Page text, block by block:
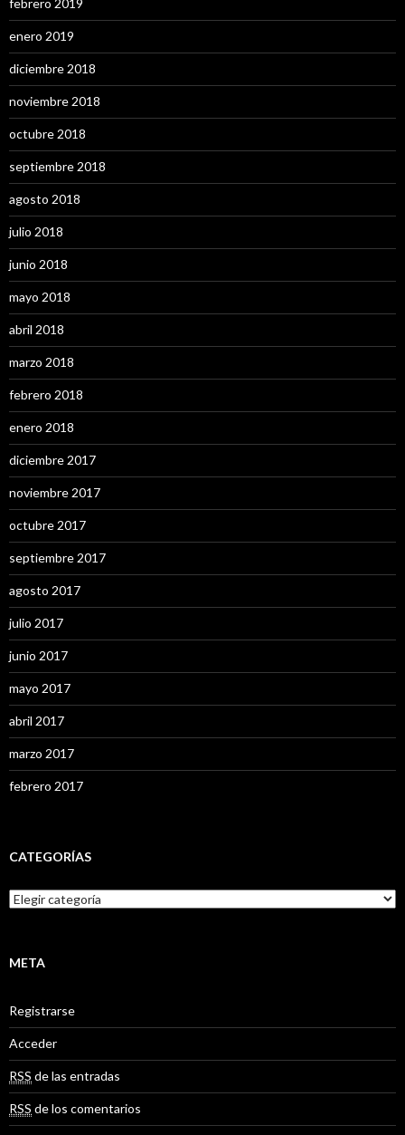
febrero 2019
enero 2019
diciembre 2018
noviembre 2018
octubre 2018
septiembre 2018
agosto 2018
julio 2018
junio 2018
mayo 2018
abril 2018
marzo 2018
febrero 2018
enero 2018
diciembre 2017
noviembre 2017
octubre 2017
septiembre 2017
agosto 2017
julio 2017
junio 2017
mayo 2017
abril 2017
marzo 2017
febrero 2017
CATEGORÍAS
C
a
g
í
a
s
META
Registrarse
Acceder
RSS de las entradas
RSS de los comentarios